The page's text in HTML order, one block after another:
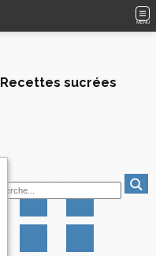
MENU
Recettes sucrées